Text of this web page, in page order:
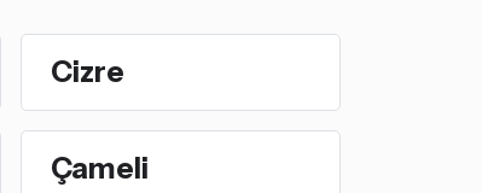
Cizre
Çameli